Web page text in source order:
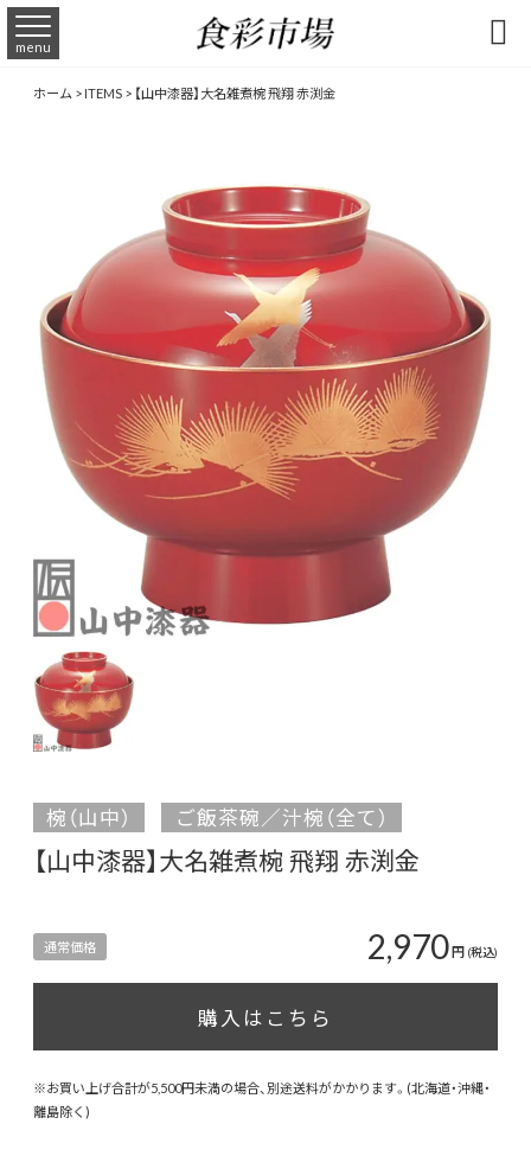
menu 
ホーム>ITEMS> 【山中漆器】大名雑煮椀 飛翔 赤渕金
椀（山中） ご飯茶碗／汁椀（全て）
【山中漆器】大名雑煮椀 飛翔 赤渕金
通常価格 2,970円 (税込)
購入はこちら
※お買い上げ合計が5,500円未満の場合、別途送料がかかります。(北海道・沖縄・
離島除く)